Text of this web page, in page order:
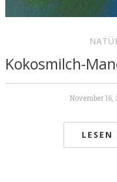
Kokosmilch-
November 16,
LESEN